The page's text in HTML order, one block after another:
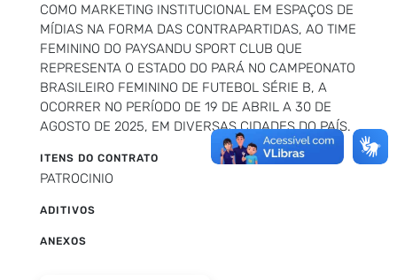
COMO MARKETING INSTITUCIONAL EM ESPAÇOS DE
MÍDIAS NA FORMA DAS CONTRAPARTIDAS, AO TIME
FEMININO DO PAYSANDU SPORT CLUB QUE
REPRESENTA O ESTADO DO PARÁ NO CAMPEONATO
BRASILEIRO FEMININO DE FUTEBOL SÉRIE B, A
OCORRER NO PERÍODO DE 19 DE ABRIL A 30 DE
AGOSTO DE 2025, EM DIVERSAS CIDADES DO PAÍS.
ITENS DO CONTRATO
PATROCINIO
ADITIVOS
ANEXOS